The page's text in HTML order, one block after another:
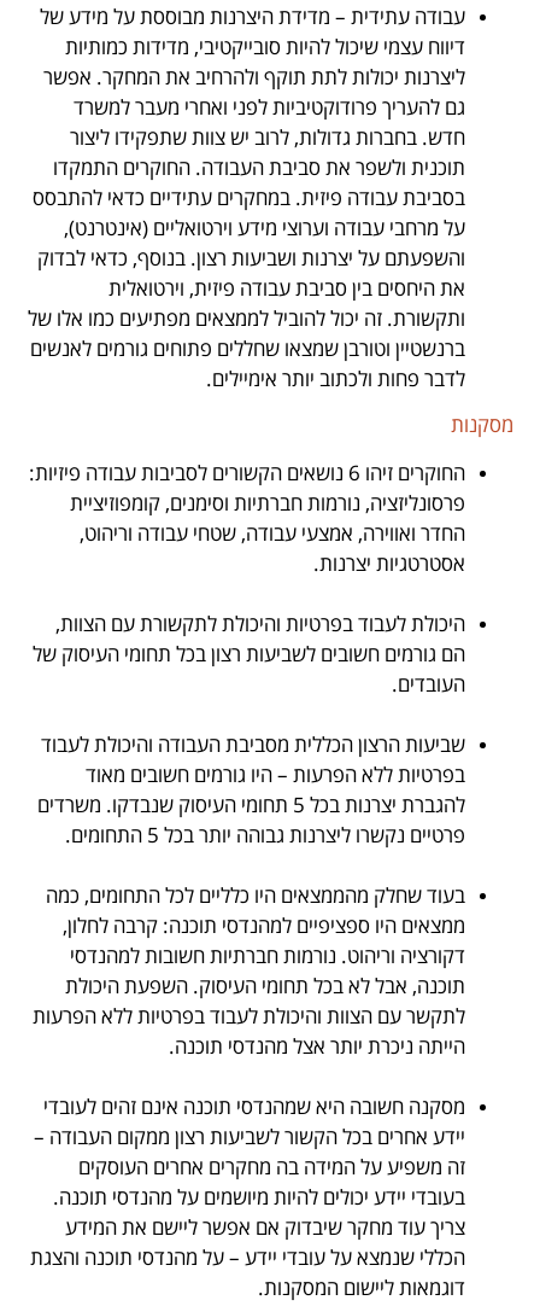
עבודה עתידית – מדידת היצרנות מבוססת על מידע של
דיווח עצמי שיכול להיות סובייקטיבי, מדידות כמותיות
ליצרנות יכולות לתת תוקף ולהרחיב את המחקר. אפשר
גם להעריך פרודוקטיביות לפני ואחרי מעבר למשרד
חדש. בחברות גדולות, לרוב יש צוות שתפקידו ליצור
תוכנית ולשפר את סביבת העבודה. החוקרים התמקדו
בסביבת עבודה פיזית. במחקרים עתידיים כדאי להתבסס
על מרחבי עבודה וערוצי מידע וירטואליים (אינטרנט),
והשפעתם על יצרנות ושביעות רצון. בנוסף, כדאי לבדוק
את היחסים בין סביבת עבודה פיזית, וירטואלית
ותקשורת. זה יכול להוביל לממצאים מפתיעים כמו אלו של
ברנשטיין וטורבן שמצאו שחללים פתוחים גורמים לאנשים
לדבר פחות ולכתוב יותר אימיילים.
מסקנות
החוקרים זיהו 6 נושאים הקשורים לסביבות עבודה פיזיות:
פרסונליזציה, נורמות חברתיות וסימנים, קומפוזיציית
החדר ואווירה, אמצעי עבודה, שטחי עבודה וריהוט,
אסטרטגיות יצרנות.
היכולת לעבוד בפרטיות והיכולת לתקשורת עם הצוות,
הם גורמים חשובים לשביעות רצון בכל תחומי העיסוק של
העובדים.
שביעות הרצון הכללית מסביבת העבודה והיכולת לעבוד
בפרטיות ללא הפרעות – היו גורמים חשובים מאוד
להגברת יצרנות בכל 5 תחומי העיסוק שנבדקו. משרדים
פרטיים נקשרו ליצרנות גבוהה יותר בכל 5 התחומים.
בעוד שחלק מהממצאים היו כלליים לכל התחומים, כמה
ממצאים היו ספציפיים למהנדסי תוכנה: קרבה לחלון,
דקורציה וריהוט. נורמות חברתיות חשובות למהנדסי
תוכנה, אבל לא בכל תחומי העיסוק. השפעת היכולת
לתקשר עם הצוות והיכולת לעבוד בפרטיות ללא הפרעות
הייתה ניכרת יותר אצל מהנדסי תוכנה.
מסקנה חשובה היא שמהנדסי תוכנה אינם זהים לעובדי
יידע אחרים בכל הקשור לשביעות רצון ממקום העבודה –
זה משפיע על המידה בה מחקרים אחרים העוסקים
בעובדי יידע יכולים להיות מיושמים על מהנדסי תוכנה.
צריך עוד מחקר שיבדוק אם אפשר ליישם את המידע
הכללי שנמצא על עובדי יידע – על מהנדסי תוכנה והצגת
דוגמאות ליישום המסקנות.